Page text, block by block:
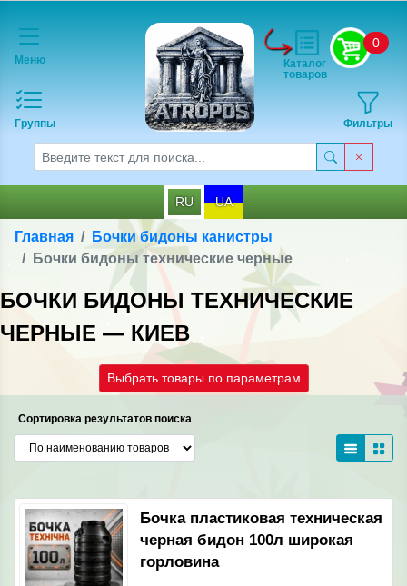
Меню
Группы
0
Фильтры
Каталог
товаров
RU UA
Главная
Бочки бидоны канистры
Бочки бидоны технические черные
БОЧКИ БИДОНЫ ТЕХНИЧЕСКИЕ
ЧЕРНЫЕ — КИЕВ
Выбрать товары по параметрам
Сортировка результатов поиска
Бочка пластиковая техническая
черная бидон 100л широкая
горловина